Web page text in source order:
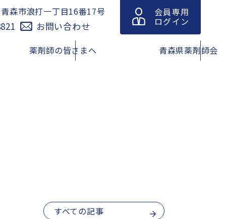
情報
脳卒中の症状と対策
薬剤師の皆さまへ
青森県吸入療法研究会
青森県薬剤師会
お問い合わせ
会員専用
ログイン
青森市浪打一丁目16番17号
すべての記事